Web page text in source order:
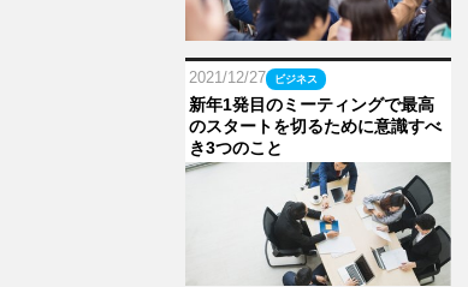
2021/12/27 ビジネス
新年1発目のミーティングで最高
のスタートを切るために意識すべ
き3つのこと